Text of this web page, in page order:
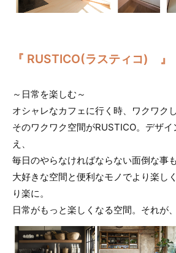
『 RUSTICO(ラスティコ) 』
～日常を楽しむ～
オシャレなカフェに行く時、ワクワク
そのワクワク空間がRUSTICO。デザ
え、
毎日のやらなければならない面倒な事も
大好きな空間と便利なモノでより楽し
り楽に。
日常がもっと楽しくなる空間。それが